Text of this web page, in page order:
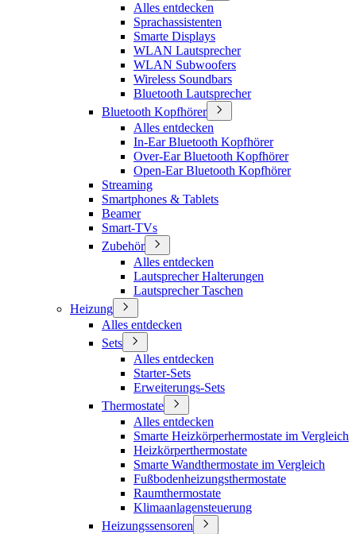
Alles entdecken
Sprachassistenten
Smarte Displays
WLAN Lautsprecher
WLAN Subwoofers
Wireless Soundbars
Bluetooth Lautsprecher
Bluetooth Kopfhörer
Alles entdecken
In-Ear Bluetooth Kopfhörer
Over-Ear Bluetooth Kopfhörer
Open-Ear Bluetooth Kopfhörer
Streaming
Smartphones & Tablets
Beamer
Smart-TVs
Zubehör
Alles entdecken
Lautsprecher Halterungen
Lautsprecher Taschen
Heizung
Alles entdecken
Sets
Alles entdecken
Starter-Sets
Erweiterungs-Sets
Thermostate
Alles entdecken
Smarte Heizkörperhermostate im Vergleich
Heizkörperthermostate
Smarte Wandthermostate im Vergleich
Fußbodenheizungsthermostate
Raumthermostate
Klimaanlagensteuerung
Heizungssensoren